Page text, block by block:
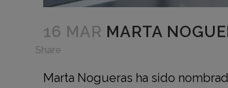
16 MAR MARTA
Share
Marta Nogueras ha sido